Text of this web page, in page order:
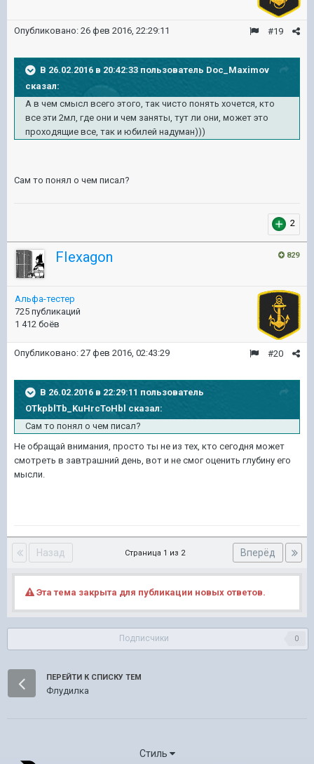
#19
Опубликовано: 26 фев 2016, 22:29:11
В 26.02.2016 в 20:42:33 пользователь Doc_Maximov
сказал:
А в чем смысл всего этого, так чисто понять хочется, кто
все эти 2мл, где они и чем заняты, тут ли они, может это
проходящие все, так и юбилей надуман)))
Сам то понял о чем писал?
2
829
FIexagon
Альфа-тестер
725 публикаций
1 412 боёв
#20
Опубликовано: 27 фев 2016, 02:43:29
В 26.02.2016 в 22:29:11 пользователь
OTkpblTb_KuHrcToHbl сказал:
Сам то понял о чем писал?
Не обращай внимания, просто ты не из тех, кто сегодня может
смотреть в завтрашний день, вот и не смог оценить глубину его
мысли.
Назад Вперёд
Страница 1 из 2
Эта тема закрыта для публикации новых ответов.
Подписчики 0
ПЕРЕЙТИ К СПИСКУ ТЕМ
Флудилка
Стиль